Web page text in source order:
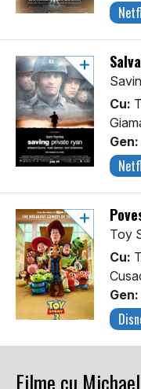
Cu:
Gen:
Toy
Cu:
Gen:
Filme cu